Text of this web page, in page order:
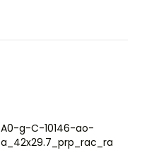
A0-g-C-10146-ao-
a_42x29.7_prp_rac_ra